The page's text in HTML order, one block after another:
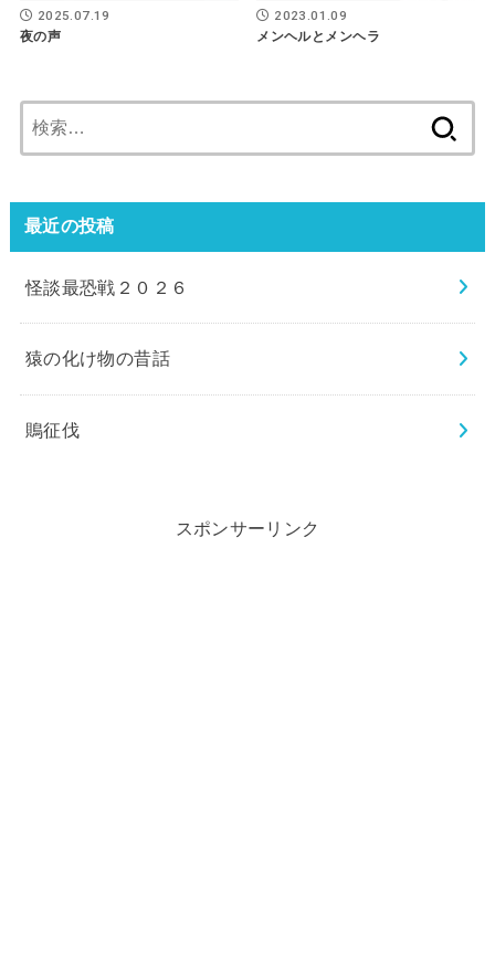
2025.07.19
夜の声
2023.01.09
メンヘルとメンヘラ
索:
最近の投稿
怪談最恐戦２０２６
猿の化け物の昔話
鵙征伐
スポンサーリンク